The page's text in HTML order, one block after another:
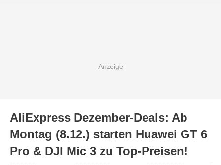
AliExpress Dezember-Deals: Ab
Montag (8.12.) starten Huawei GT 6
Pro & DJI Mic 3 zu Top-Preisen!